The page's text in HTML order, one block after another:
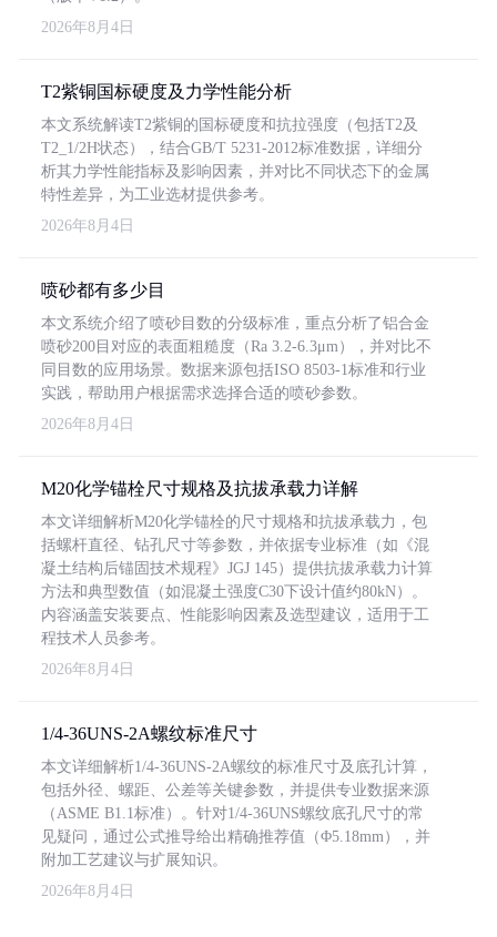
2026年8月4日
T2紫铜国标硬度及力学性能分析
本文系统解读T2紫铜的国标硬度和抗拉强度（包括T2及
T2_1/2H状态），结合GB/T 5231-2012标准数据，详细分
析其力学性能指标及影响因素，并对比不同状态下的金属
特性差异，为工业选材提供参考。
2026年8月4日
喷砂都有多少目
本文系统介绍了喷砂目数的分级标准，重点分析了铝合金
喷砂200目对应的表面粗糙度（Ra 3.2-6.3μm），并对比不
同目数的应用场景。数据来源包括ISO 8503-1标准和行业
实践，帮助用户根据需求选择合适的喷砂参数。
2026年8月4日
M20化学锚栓尺寸规格及抗拔承载力详解
本文详细解析M20化学锚栓的尺寸规格和抗拔承载力，包
括螺杆直径、钻孔尺寸等参数，并依据专业标准（如《混
凝土结构后锚固技术规程》JGJ 145）提供抗拔承载力计算
方法和典型数值（如混凝土强度C30下设计值约80kN）。
内容涵盖安装要点、性能影响因素及选型建议，适用于工
程技术人员参考。
2026年8月4日
1/4-36UNS-2A螺纹标准尺寸
本文详细解析1/4-36UNS-2A螺纹的标准尺寸及底孔计算，
包括外径、螺距、公差等关键参数，并提供专业数据来源
（ASME B1.1标准）。针对1/4-36UNS螺纹底孔尺寸的常
见疑问，通过公式推导给出精确推荐值（Φ5.18mm），并
附加工艺建议与扩展知识。
2026年8月4日